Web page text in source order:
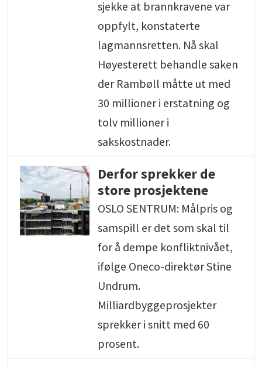
sjekke at brannkravene var
oppfylt, konstaterte
lagmannsretten. Nå skal
Høyesterett behandle saken
der Rambøll måtte ut med
30 millioner i erstatning og
tolv millioner i
sakskostnader.
Derfor sprekker de
store prosjektene
OSLO SENTRUM: Målpris og
samspill er det som skal til
for å dempe konfliktnivået,
ifølge Oneco-direktør Stine
Undrum.
Milliardbyggeprosjekter
sprekker i snitt med 60
prosent.